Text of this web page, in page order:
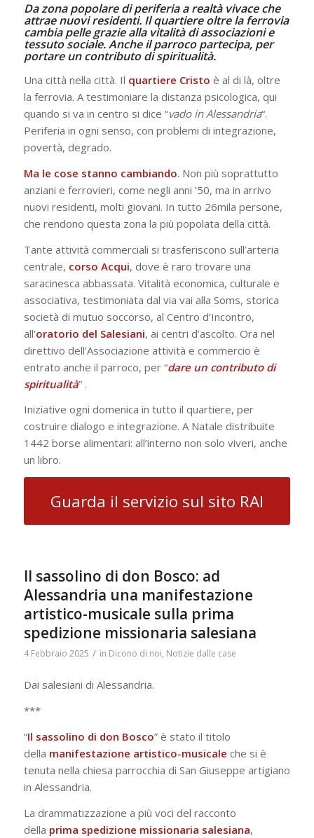
Da zona popolare di periferia a realtà vivace che
attrae nuovi residenti. Il quartiere oltre la ferrovia
cambia pelle grazie alla vitalità di associazioni e
tessuto sociale. Anche il parroco partecipa, per
portare un contributo di spiritualità.
Una città nella città. Il quartiere Cristo è al di là, oltre
la ferrovia. A testimoniare la distanza psicologica, qui
quando si va in centro si dice “vado in Alessandria“.
Periferia in ogni senso, con problemi di integrazione,
povertà, degrado.
Ma le cose stanno cambiando. Non più soprattutto
anziani e ferrovieri, come negli anni ’50, ma in arrivo
nuovi residenti, molti giovani. In tutto 26mila persone,
che rendono questa zona la più popolata della città.
Tante attività commerciali si trasferiscono sull’arteria
centrale, corso Acqui, dove è raro trovare una
saracinesca abbassata. Vitalità economica, culturale e
associativa, testimoniata dal via vai alla Soms, storica
società di mutuo soccorso, al Centro d’Incontro,
all’oratorio del Salesiani, ai centri d’ascolto. Ora nel
direttivo dell’Associazione attività e commercio è
entrato anche il parroco, per “dare un contributo di
spiritualità” .
Iniziative ogni domenica in tutto il quartiere, per
costruire dialogo e integrazione. A Natale distribuite
1442 borse alimentari: all’interno non solo viveri, anche
un libro.
Guarda il servizio sul sito RAI
Il sassolino di don Bosco: ad
Alessandria una manifestazione
artistico-musicale sulla prima
spedizione missionaria salesiana
4 Febbraio 2025 / in Dicono di noi, Notizie dalle case
Dai salesiani di Alessandria.
***
“Il sassolino di don Bosco” è stato il titolo
della manifestazione artistico-musicale che si è
tenuta nella chiesa parrocchia di San Giuseppe artigiano
in Alessandria.
La drammatizzazione a più voci del racconto
della prima spedizione missionaria salesiana,